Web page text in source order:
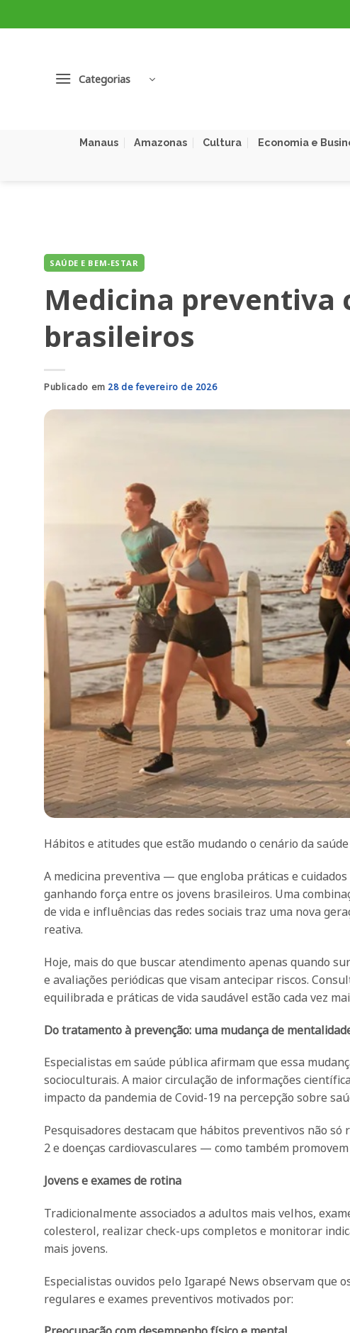
to
Categorias
Manaus Amazonas Cultura Economia e
SAÚDE E BEM-ESTAR
Medicina preventiva
brasileiros
Publicado em 28 de fevereiro de 2026
Hábitos e atitudes que estão mudando o cenário da
A medicina preventiva — que engloba práticas e
ganhando força entre os jovens brasileiros. Uma
de vida e influências das redes sociais traz uma nova
reativa.
Hoje, mais do que buscar atendimento apenas quando
e avaliações periódicas que visam antecipar riscos.
equilibrada e práticas de vida saudável estão cada vez
Do tratamento à prevenção: uma mudança de
Especialistas em saúde pública afirmam que essa
socioculturais. A maior circulação de informações
impacto da pandemia de Covid-19 na percepção sobre
Pesquisadores destacam que hábitos preventivos não
2 e doenças cardiovasculares — como também
Jovens e exames de rotina
Tradicionalmente associados a adultos mais velhos,
colesterol, realizar check-ups completos e monitorar
mais jovens.
Especialistas ouvidos pelo Igarapé News observam que
regulares e exames preventivos motivados por: